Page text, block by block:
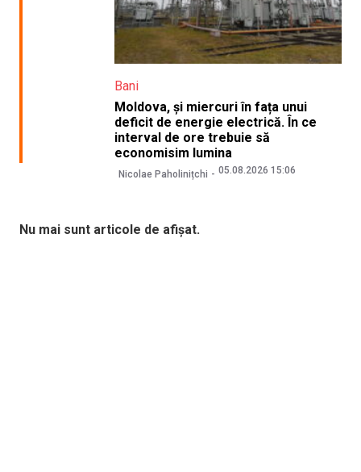
Bani
Moldova, și miercuri în fața unui
deficit de energie electrică. În ce
interval de ore trebuie să
economisim lumina
Nicolae Paholinițchi 05.08.2026 15:06
Nu mai sunt articole de afișat.